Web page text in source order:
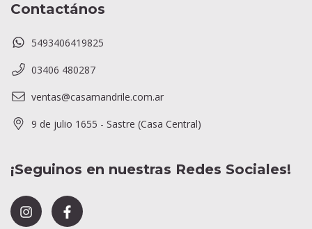
Contactános
5493406419825
03406 480287
ventas@casamandrile.com.ar
9 de julio 1655 - Sastre (Casa Central)
¡Seguinos en nuestras Redes Sociales!